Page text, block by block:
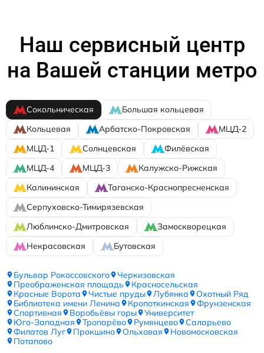
Наш сервисный центр
на Вашей станции метро
Сокольническая
Большая кольцевая
Кольцевая
Арбатско-Покровская
МЦД-2
МЦД-1
Солнцевская
Филёвская
МЦД-4
МЦД-3
Калужско-Рижская
Калининская
Таганско-Краснопресненская
Серпуховско-Тимирязевская
Люблинско-Дмитровская
Замоскворецкая
Некрасовская
Бутовская
Бульвар Рокоссовского
Черкизовская
Преображенская площадь
Красносельская
Красные Ворота
Чистые пруды Лубянка
Охотный Ряд
Библиотека имени Ленина
Кропоткинская
Фрунзенская
Спортивная
Воробьёвы горы
Университет
Юго-Западная
Тропарёво Румянцево
Саларьево
Филатов Луг
Прокшино Ольховая
Новомосковская
Потапово